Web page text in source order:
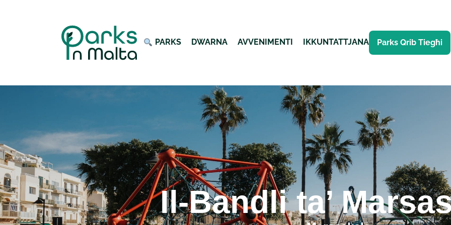
︎ PARKS DWARNA AVVENIMENTI IKKUNTATTJANA Parks Qrib Tiegħi
Il-Bandli ta’